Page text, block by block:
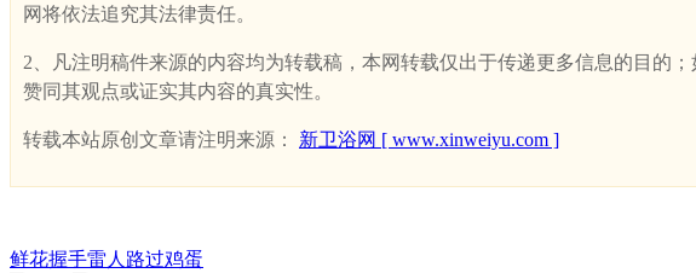
网将依法追究其法律责任。
2、凡注明稿件来源的内容均为转载稿，本网转载仅出于传递更多信息的目的
赞同其观点或证实其内容的真实性。
转载本站原创文章请注明来源： 新卫浴网 [ www.xinweiyu.com ]
鲜花握手雷人 路过鸡蛋